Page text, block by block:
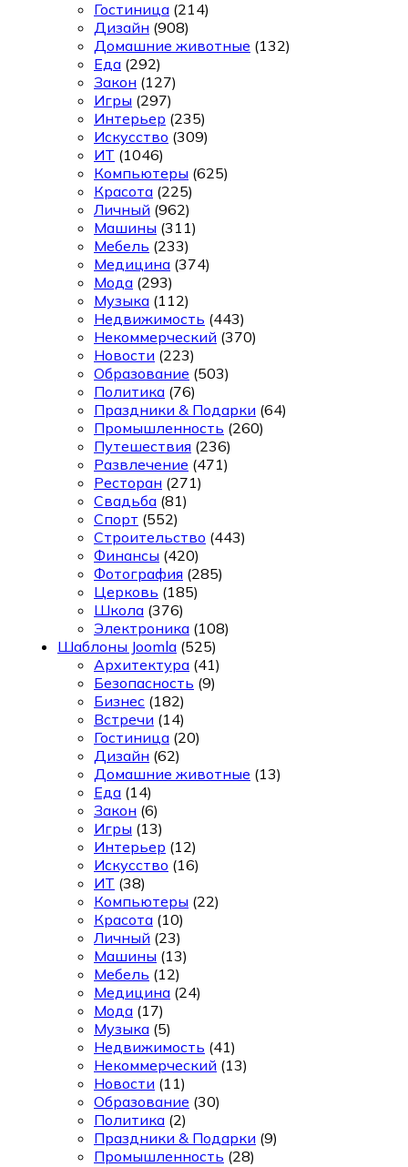
Гостиница (214)
Дизайн (908)
Домашние животные (132)
Еда (292)
Закон (127)
Игры (297)
Интерьер (235)
Искусство (309)
ИТ (1046)
Компьютеры (625)
Красота (225)
Личный (962)
Машины (311)
Мебель (233)
Медицина (374)
Мода (293)
Музыка (112)
Недвижимость (443)
Некоммерческий (370)
Новости (223)
Образование (503)
Политика (76)
Праздники & Подарки (64)
Промышленность (260)
Путешествия (236)
Развлечение (471)
Ресторан (271)
Свадьба (81)
Спорт (552)
Строительство (443)
Финансы (420)
Фотография (285)
Церковь (185)
Школа (376)
Электроника (108)
Шаблоны Joomla (525)
Архитектура (41)
Безопасность (9)
Бизнес (182)
Встречи (14)
Гостиница (20)
Дизайн (62)
Домашние животные (13)
Еда (14)
Закон (6)
Игры (13)
Интерьер (12)
Искусство (16)
ИТ (38)
Компьютеры (22)
Красота (10)
Личный (23)
Машины (13)
Мебель (12)
Медицина (24)
Мода (17)
Музыка (5)
Недвижимость (41)
Некоммерческий (13)
Новости (11)
Образование (30)
Политика (2)
Праздники & Подарки (9)
Промышленность (28)